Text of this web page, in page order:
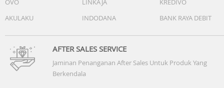
OVO
LINKAJA
KREDIVO
AKULAKU
INDODANA BANK RAYA DEBIT
AFTER SALES SERVICE
Jaminan Penanganan After Sales Untuk Produk Yang
Berkendala